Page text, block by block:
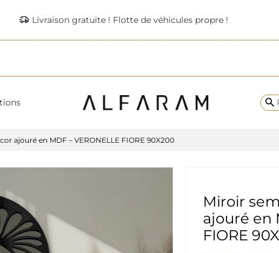
delivery_truck_speed Livraison gratuite ! Flotte de véhicules propre !
search
ajouré en MDF – VERONELLE FIORE 90X200
Miroir
ajouré en
FIORE